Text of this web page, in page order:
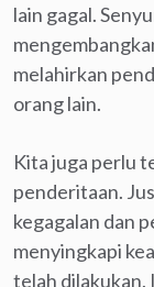
lain gagal.
melahirkan
orang lain.
Kita juga perlu
penderitaan.
kegagalan dan
menyingkapi
telah dilakukan.